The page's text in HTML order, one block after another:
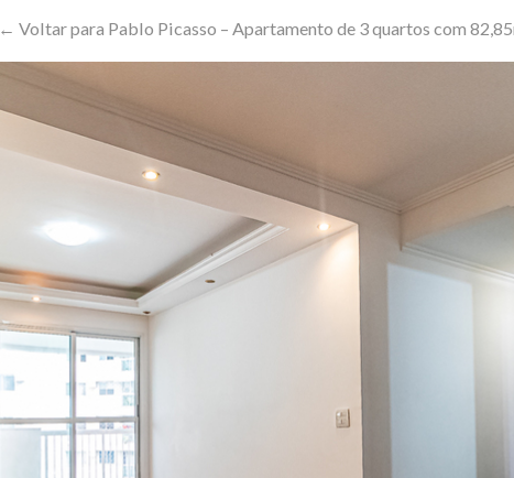
← Voltar para Pablo Picasso – Apartamento de 3 quartos com